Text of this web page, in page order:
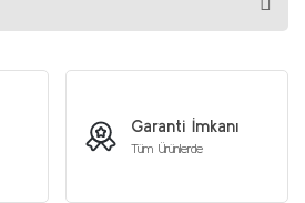
Garanti İmkanı
Tüm Ürünlerde